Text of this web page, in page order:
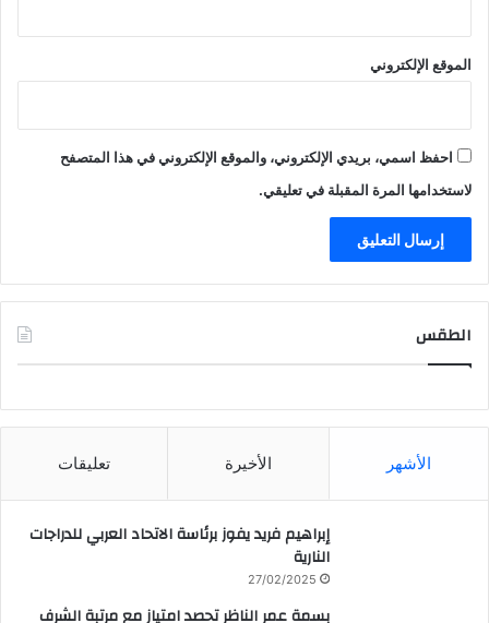
الموقع الإلكتروني
احفظ اسمي، بريدي الإلكتروني، والموقع الإلكتروني في هذا المتصفح
لاستخدامها المرة المقبلة في تعليقي.
الطقس
الأشهر الأخيرة تعليقات
إبراهيم فريد يفوز برئاسة الاتحاد العربي للدراجات
النارية
27/02/2025
بسمة عمر الناظر تحصد امتياز مع مرتبة الشرف